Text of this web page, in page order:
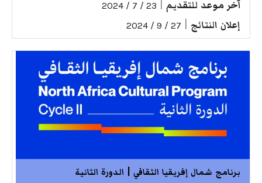
آخر موعد للتقديم 23 / 7 / 2024
إعلان النتائج 27 / 9 / 2024
برنامج شمال إفريقيا الثقافي | الدورة الثانية